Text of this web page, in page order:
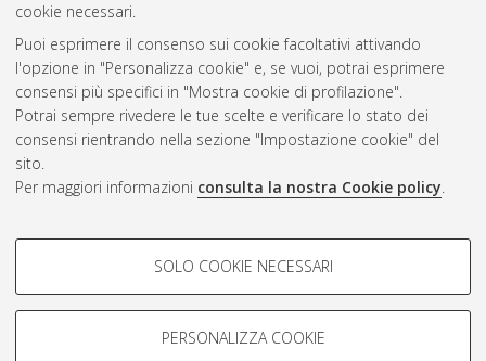
cookie necessari.
Puoi esprimere il consenso sui cookie facoltativi attivando
l'opzione in "Personalizza cookie" e, se vuoi, potrai esprimere
consensi più specifici in "Mostra cookie di profilazione".
Potrai sempre rivedere le tue scelte e verificare lo stato dei
consensi rientrando nella sezione "Impostazione cookie" del
sito.
Per maggiori informazioni consulta la nostra Cookie policy.
COOKIE DI PROFILAZIONE -
Si tratta di cookie utilizzati per analizzare le caratteristiche della
navigazione degli utenti, creare profili in base al loro comportamento
SOLO COOKIE NECESSARI
PERSONALIZZA COOKIE
Atom
Rss 1.0
Rss 2.0
ISSN: 2038-7946
Impostazioni Cookie
Informativa sulla privacy
Condizioni d’uso del sito